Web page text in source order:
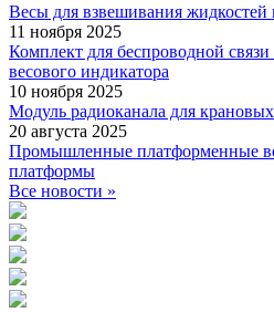
Весы для взвешивания жидкостей
11 ноября 2025
Комплект для беспроводной связи
весового индикатора
10 ноября 2025
Модуль радиоканала для
20 августа 2025
Промышленные платформенные
платформы
Все новости »